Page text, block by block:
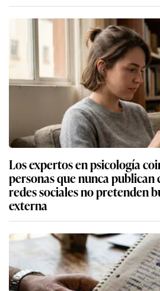
Los expertos en psicología
personas que nunca publican
redes sociales no pretenden
externa